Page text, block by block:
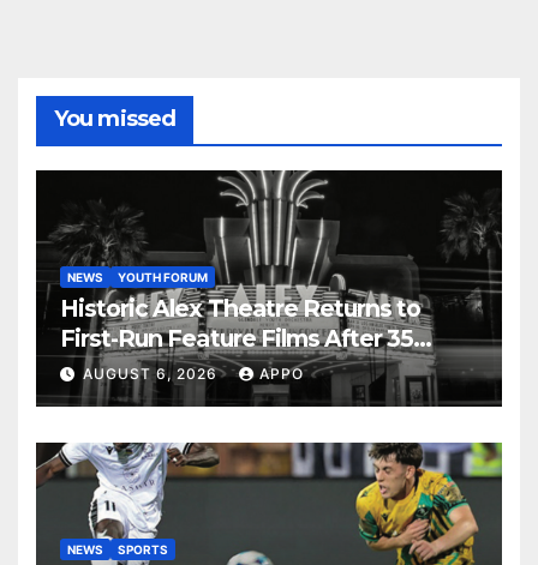
You missed
NEWS YOUTH FORUM
Historic Alex Theatre Returns to
First-Run Feature Films After 35
Years
AUGUST 6, 2026 APPO
NEWS SPORTS